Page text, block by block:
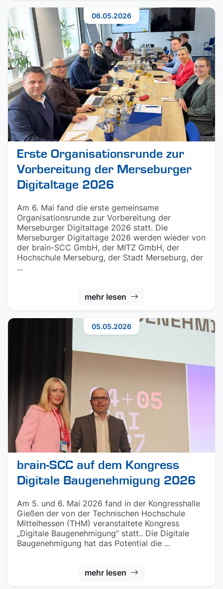
Erste Organisationsrunde zur
Vorbereitung der Merseburger
Digitaltage 2026
Am 6. Mai fand die erste gemeinsame
Organisationsrunde zur Vorbereitung der
Merseburger Digitaltage 2026 statt. Die
Merseburger Digitaltage 2026 werden wieder von
der brain-SCC GmbH, der MITZ GmbH, der
Hochschule Merseburg, der Stadt Merseburg, der
...
mehr lesen
06.05.2026
brain-SCC auf dem Kongress
Digitale Baugenehmigung 2026
Am 5. und 6. Mai 2026 fand in der Kongresshalle
Gießen der von der Technischen Hochschule
Mittelhessen (THM) veranstaltete Kongress
„Digitale Baugenehmigung” statt.. Die Digitale
Baugenehmigung hat das Potential die ...
mehr lesen
05.05.2026